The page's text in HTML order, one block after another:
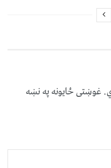
غوښتى ځایونه په نښه